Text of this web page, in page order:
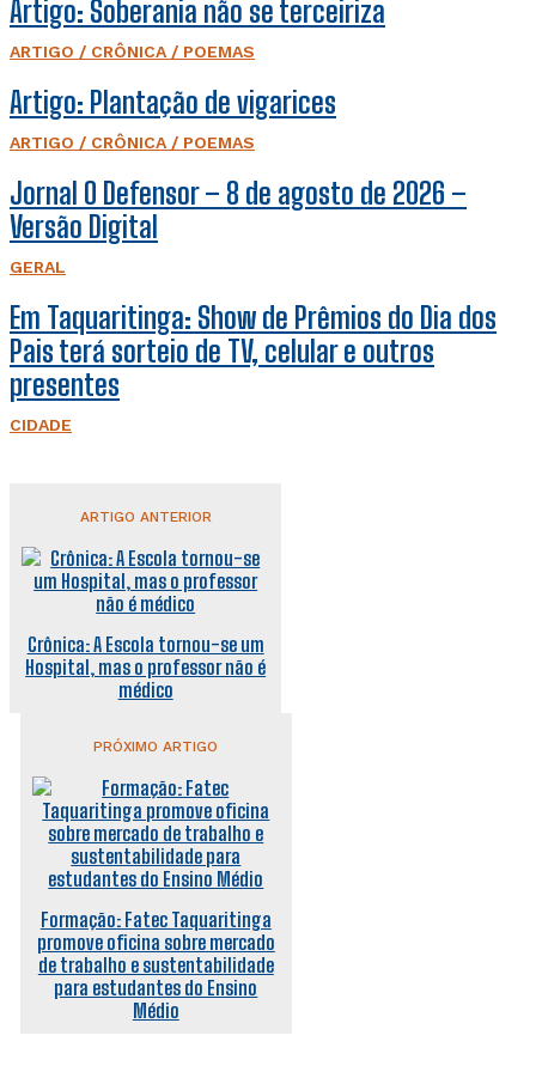
Artigo: Soberania não se terceiriza
ARTIGO / CRÔNICA / POEMAS
Artigo: Plantação de vigarices
ARTIGO / CRÔNICA / POEMAS
Jornal O Defensor – 8 de agosto de 2026 –
Versão Digital
GERAL
Em Taquaritinga: Show de Prêmios do Dia dos
Pais terá sorteio de TV, celular e outros
presentes
CIDADE
ARTIGO ANTERIOR
Crônica: A Escola tornou-se um
Hospital, mas o professor não é
médico
PRÓXIMO ARTIGO
Formação: Fatec Taquaritinga
promove oficina sobre mercado
de trabalho e sustentabilidade
para estudantes do Ensino
Médio